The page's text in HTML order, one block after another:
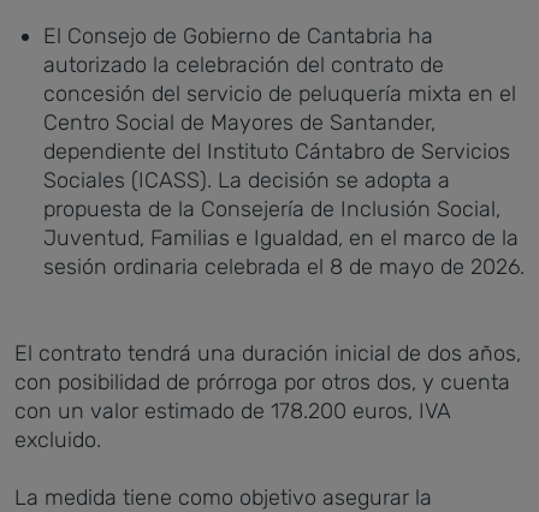
El Consejo de Gobierno de Cantabria ha
autorizado la celebración del contrato de
concesión del servicio de peluquería mixta en el
Centro Social de Mayores de Santander,
dependiente del Instituto Cántabro de Servicios
Sociales (ICASS). La decisión se adopta a
propuesta de la Consejería de Inclusión Social,
Juventud, Familias e Igualdad, en el marco de la
sesión ordinaria celebrada el 8 de mayo de 2026.
El contrato tendrá una duración inicial de dos años,
con posibilidad de prórroga por otros dos, y cuenta
con un valor estimado de 178.200 euros, IVA
excluido.
La medida tiene como objetivo asegurar la